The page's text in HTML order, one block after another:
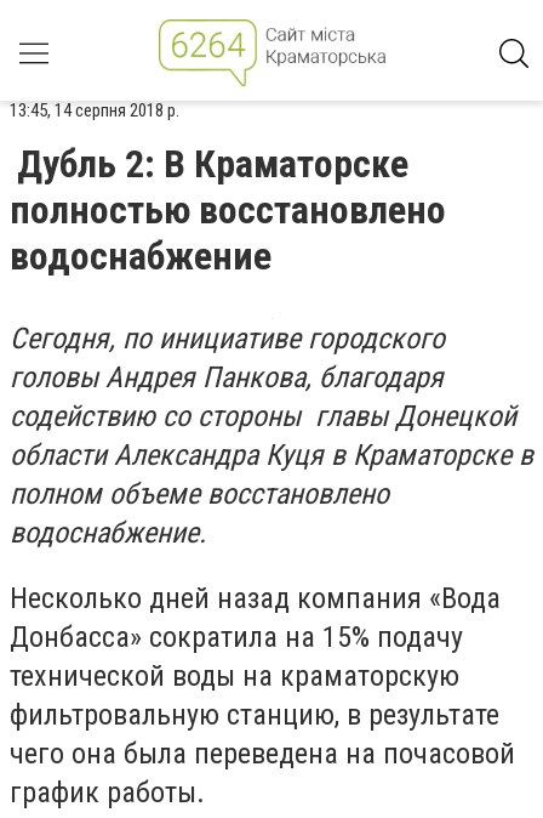
13:45, 14 серпня 2018 р.
Дубль 2: В Краматорске
полностью восстановлено
водоснабжение
Сегодня, по инициативе городского
головы Андрея Панкова, благодаря
содействию со стороны главы Донецкой
области Александра Куця в Краматорске в
полном объеме восстановлено
водоснабжение.
Несколько дней назад компания «Вода
Донбасса» сократила на 15% подачу
технической воды на краматорскую
фильтровальную станцию, в результате
чего она была переведена на почасовой
график работы.